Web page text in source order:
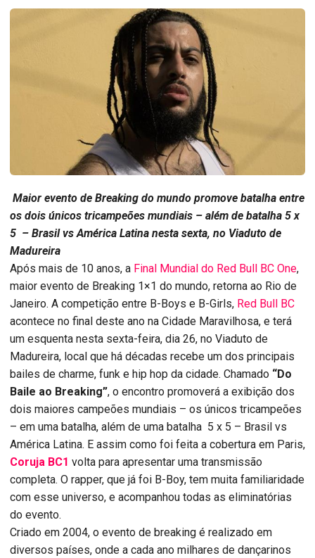
Maior evento de Breaking do mundo promove batalha entre
os dois únicos tricampeões mundiais – além de batalha 5 x
5 – Brasil vs América Latina nesta sexta, no Viaduto de
Madureira
Após mais de 10 anos, a Final Mundial do Red Bull BC One,
maior evento de Breaking 1×1 do mundo, retorna ao Rio de
Janeiro. A competição entre B-Boys e B-Girls, Red Bull BC
acontece no final deste ano na Cidade Maravilhosa, e terá
um esquenta nesta sexta-feira, dia 26, no Viaduto de
Madureira, local que há décadas recebe um dos principais
bailes de charme, funk e hip hop da cidade. Chamado “Do
Baile ao Breaking”, o encontro promoverá a exibição dos
dois maiores campeões mundiais – os únicos tricampeões
– em uma batalha, além de uma batalha 5 x 5 – Brasil vs
América Latina. E assim como foi feita a cobertura em Paris,
Coruja BC1 volta para apresentar uma transmissão
completa. O rapper, que já foi B-Boy, tem muita familiaridade
com esse universo, e acompanhou todas as eliminatórias
do evento.
Criado em 2004, o evento de breaking é realizado em
diversos países, onde a cada ano milhares de dançarinos